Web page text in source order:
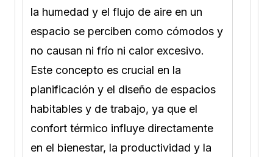
la humedad y el flujo de aire en un
espacio se perciben como cómodos y
no causan ni frío ni calor excesivo.
Este concepto es crucial en la
planificación y el diseño de espacios
habitables y de trabajo, ya que el
confort térmico influye directamente
en el bienestar, la productividad y la